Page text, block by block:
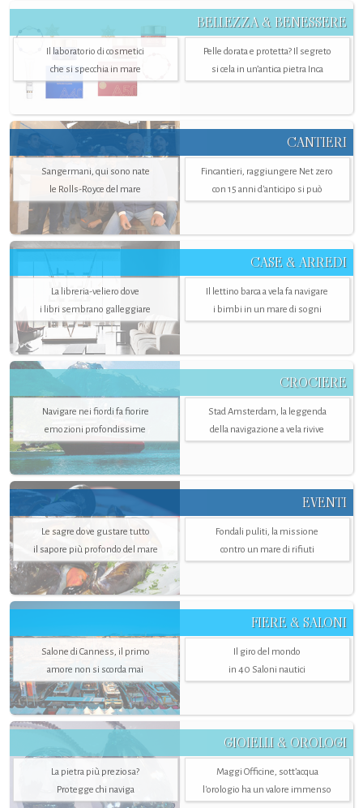
BELLEZZA & BENESSERE
Il laboratorio di cosmetici
che si specchia in mare
Pelle dorata e protetta? Il segreto
si cela in un’antica pietra Inca
CANTIERI
Sangermani, qui sono nate
le Rolls-Royce del mare
Fincantieri, raggiungere Net zero
con 15 anni d'anticipo si può
CASE & ARREDI
La libreria-veliero dove
i libri sembrano galleggiare
Il lettino barca a vela fa navigare
i bimbi in un mare di sogni
CROCIERE
Navigare nei fiordi fa fiorire
emozioni profondissime
Stad Amsterdam, la leggenda
della navigazione a vela rivive
EVENTI
Le sagre dove gustare tutto
il sapore più profondo del mare
Fondali puliti, la missione
contro un mare di rifiuti
FIERE & SALONI
Salone di Canness, il primo
amore non si scorda mai
Il giro del mondo
in 40 Saloni nautici
GIOIELLI & OROLOGI
La pietra più preziosa?
Protegge chi naviga
Maggi Officine, sott’acqua
l'orologio ha un valore immenso